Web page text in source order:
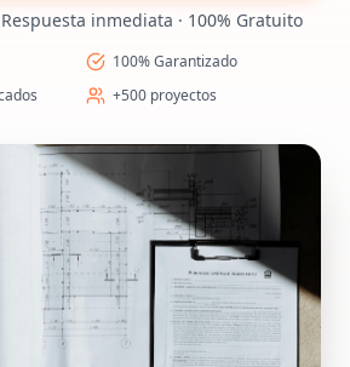
inmediata · 100% Gratuito
100% Garantizado
+500 proyectos